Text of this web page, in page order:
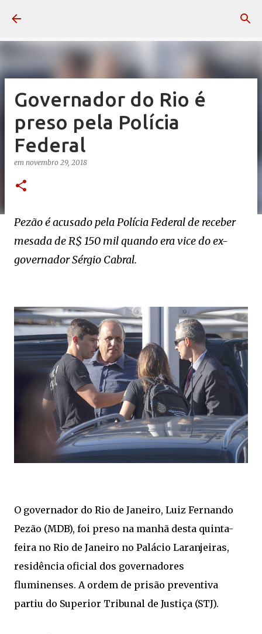
Governador do Rio é
preso pela Polícia
Federal
em novembro 29, 2018
Pezão é acusado pela Polícia Federal de receber
mesada de R$ 150 mil quando era vice do ex-
governador Sérgio Cabral.
O governador do Rio de Janeiro, Luiz Fernando
Pezão (MDB), foi preso na manhã desta quinta-
feira no Rio de Janeiro no Palácio Laranjeiras,
residência oficial dos governadores
fluminenses. A ordem de prisão preventiva
partiu do Superior Tribunal de Justiça (STJ).